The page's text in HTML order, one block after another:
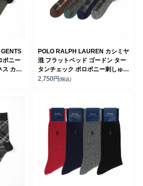
ポニー
ス カジ
製
POLO RALPH LAUREN カシミヤ
混 フラットベッド ゴードン ター
タンチェック ポロポニー刺しゅう
クルー丈 ビジネス カジュアル 日
2,750円(税込)